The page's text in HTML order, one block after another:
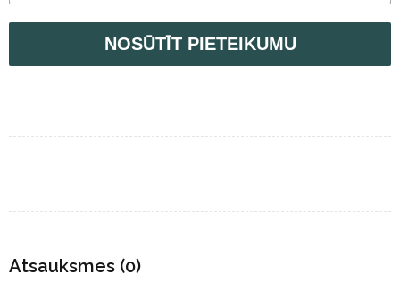
NOSŪTĪT PIETEIKUMU
Atsauksmes (0)